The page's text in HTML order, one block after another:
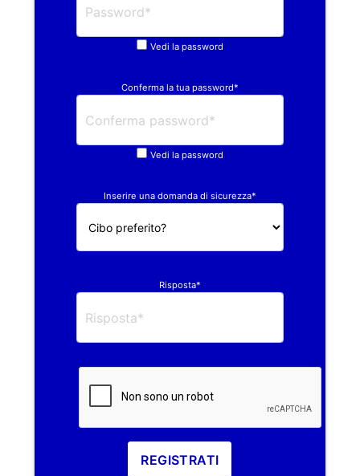
Vedi la password
Conferma la tua password*
Vedi la password
Inserire una domanda di sicurezza*
Risposta*
REGISTRATI